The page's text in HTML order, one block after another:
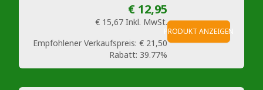
€ 12,95
€ 15,67 Inkl. MwSt.
Empfohlener Verkaufspreis: € 21,50
Rabatt: 39.77%
PRODUKT ANZEIGEN